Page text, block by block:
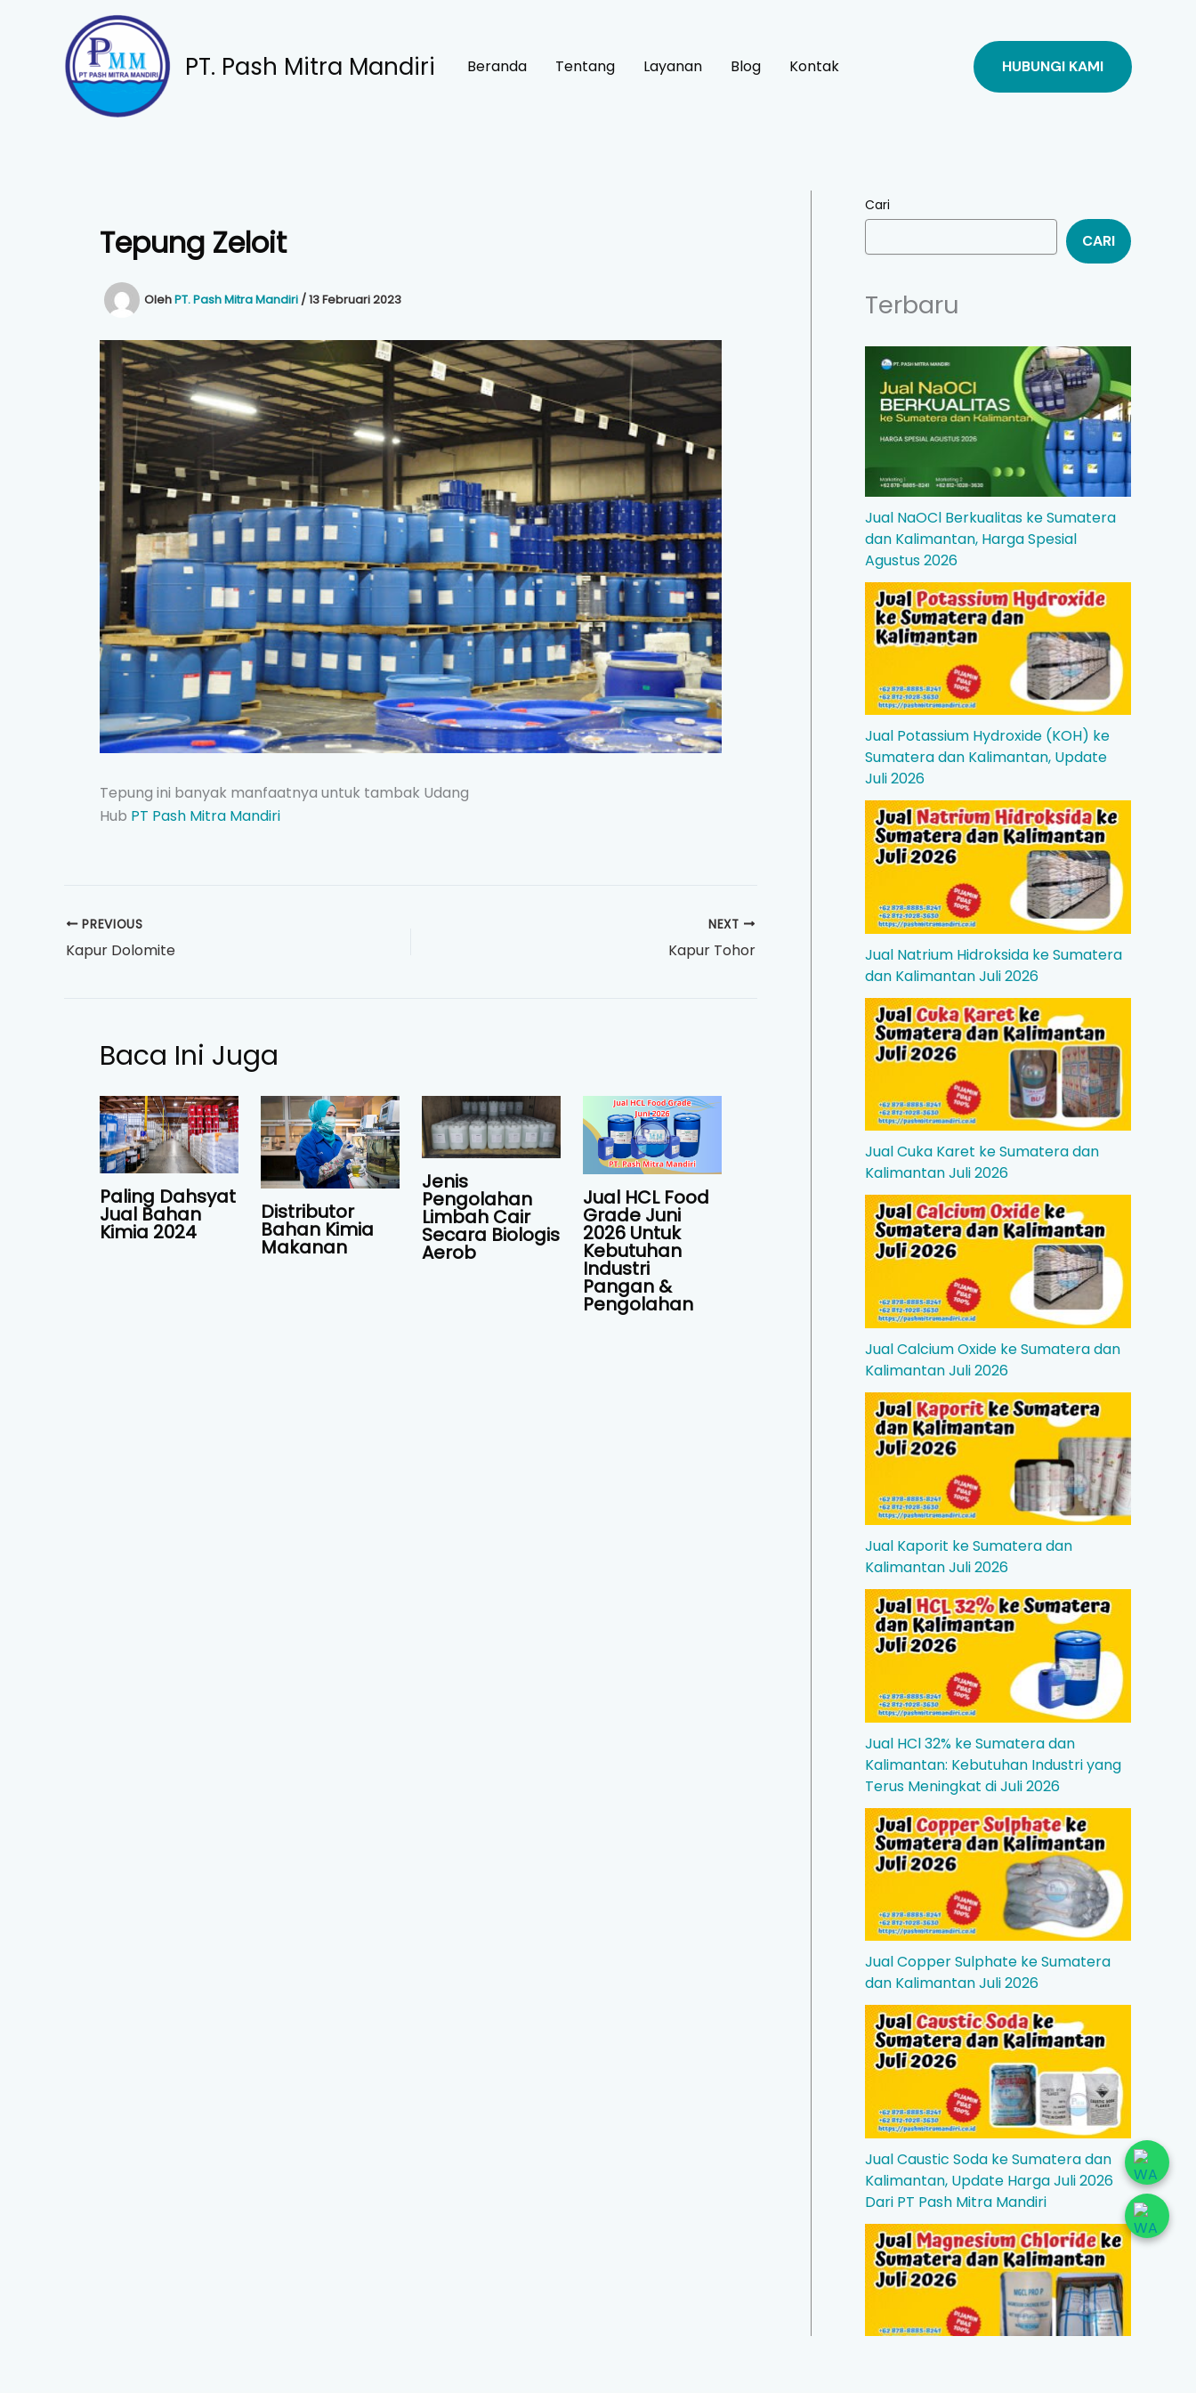
PT. Pash Mitra Mandiri Beranda Tentang Layanan Blog Kontak HUBUNGI KAMI
Tepung Zeloit
OlehPT. Pash Mitra Mandiri /13 Februari 2023
Tepung ini banyak manfaatnya untuk tambak Udang
Hub PT Pash Mitra Mandiri
PREVIOUS
Kapur Dolomite
NEXT
Kapur Tohor
Baca Ini Juga
Paling Dahsyat
Jual Bahan
Kimia 2024
Distributor
Bahan Kimia
Makanan
Jenis
Pengolahan
Limbah Cair
Secara Biologis
Aerob
Jual HCL Food
Grade Juni
2026 Untuk
Kebutuhan
Industri
Pangan &
Pengolahan
Cari
CARI
Terbaru
Jual NaOCl Berkualitas ke Sumatera
dan Kalimantan, Harga Spesial
Agustus 2026
Jual Potassium Hydroxide (KOH) ke
Sumatera dan Kalimantan, Update
Juli 2026
Jual Natrium Hidroksida ke Sumatera
dan Kalimantan Juli 2026
Jual Cuka Karet ke Sumatera dan
Kalimantan Juli 2026
Jual Calcium Oxide ke Sumatera dan
Kalimantan Juli 2026
Jual Kaporit ke Sumatera dan
Kalimantan Juli 2026
Jual HCl 32% ke Sumatera dan
Kalimantan: Kebutuhan Industri yang
Terus Meningkat di Juli 2026
Jual Copper Sulphate ke Sumatera
dan Kalimantan Juli 2026
Jual Caustic Soda ke Sumatera dan
Kalimantan, Update Harga Juli 2026
Dari PT Pash Mitra Mandiri